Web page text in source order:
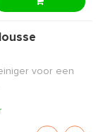
voor een